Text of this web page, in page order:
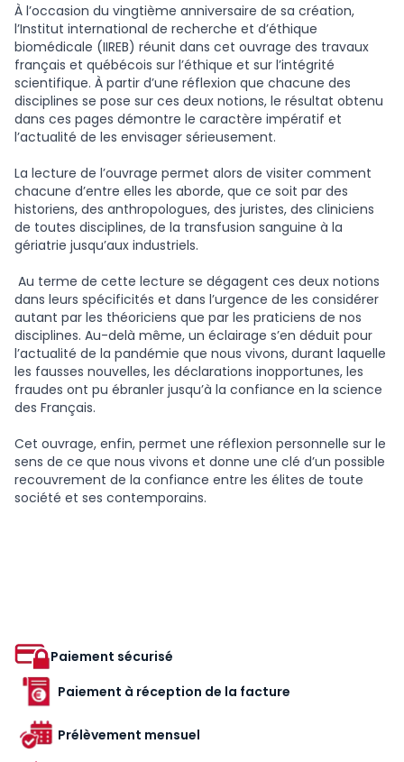
À l’occasion du vingtième anniversaire de sa création,
l’Institut international de recherche et d’éthique
biomédicale (IIREB) réunit dans cet ouvrage des travaux
français et québécois sur l’éthique et sur l’intégrité
scientifique. À partir d’une réflexion que chacune des
disciplines se pose sur ces deux notions, le résultat obtenu
dans ces pages démontre le caractère impératif et
l’actualité de les envisager sérieusement.
La lecture de l’ouvrage permet alors de visiter comment
chacune d’entre elles les aborde, que ce soit par des
historiens, des anthropologues, des juristes, des cliniciens
de toutes disciplines, de la transfusion sanguine à la
gériatrie jusqu’aux industriels.
Au terme de cette lecture se dégagent ces deux notions
dans leurs spécificités et dans l’urgence de les considérer
autant par les théoriciens que par les praticiens de nos
disciplines. Au-delà même, un éclairage s’en déduit pour
l’actualité de la pandémie que nous vivons, durant laquelle
les fausses nouvelles, les déclarations inopportunes, les
fraudes ont pu ébranler jusqu’à la confiance en la science
des Français.
Cet ouvrage, enfin, permet une réflexion personnelle sur le
sens de ce que nous vivons et donne une clé d’un possible
recouvrement de la confiance entre les élites de toute
société et ses contemporains.
Paiement sécurisé
Paiement à réception de la facture
Prélèvement mensuel